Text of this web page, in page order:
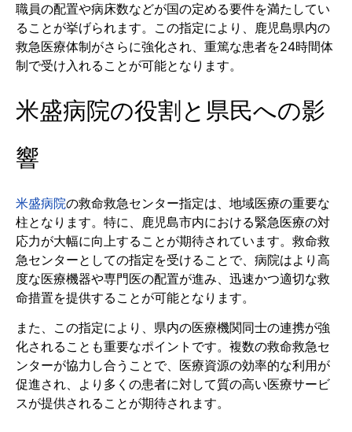
職員の配置や病床数などが国の定める要件を満たしてい
ることが挙げられます。この指定により、鹿児島県内の
救急医療体制がさらに強化され、重篤な患者を24時間体
制で受け入れることが可能となります。
米盛病院の役割と県民への影
響
米盛病院の救命救急センター指定は、地域医療の重要な
柱となります。特に、鹿児島市内における緊急医療の対
応力が大幅に向上することが期待されています。救命救
急センターとしての指定を受けることで、病院はより高
度な医療機器や専門医の配置が進み、迅速かつ適切な救
命措置を提供することが可能となります。
また、この指定により、県内の医療機関同士の連携が強
化されることも重要なポイントです。複数の救命救急セ
ンターが協力し合うことで、医療資源の効率的な利用が
促進され、より多くの患者に対して質の高い医療サービ
スが提供されることが期待されます。